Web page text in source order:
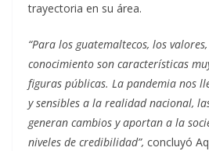
trayectoria en su área.
“Para los guatemaltecos, los
conocimiento son características
figuras públicas. La pandemia nos
y sensibles a la realidad nacional,
generan cambios y aportan a la
niveles de credibilidad”, concluyó